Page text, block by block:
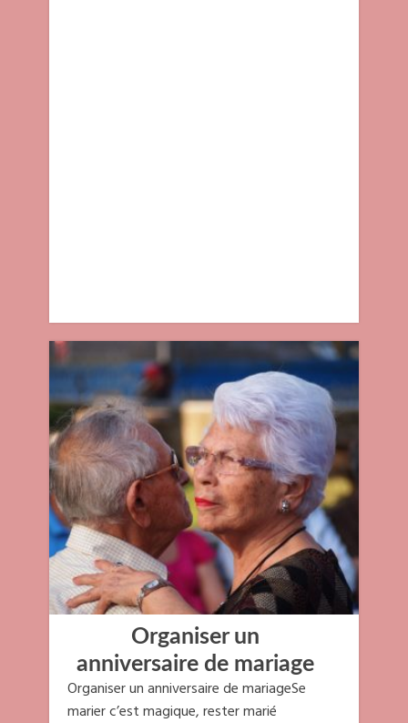
Organiser un
anniversaire de mariage
Organiser un anniversaire de mariageSe
marier c’est magique, rester marié